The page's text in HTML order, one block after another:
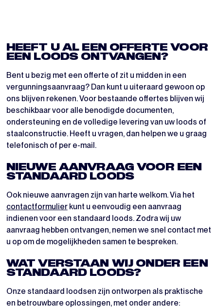
HEEFT U AL EEN OFFERTE VOOR
EEN LOODS ONTVANGEN?
Bent u bezig met een offerte of zit u midden in een
vergunningsaanvraag? Dan kunt u uiteraard gewoon op
ons blijven rekenen. Voor bestaande offertes blijven wij
beschikbaar voor alle benodigde documenten,
ondersteuning en de volledige levering van uw loods of
staalconstructie. Heeft u vragen, dan helpen we u graag
telefonisch of per e-mail.
NIEUWE AANVRAAG VOOR EEN
STANDAARD LOODS
Ook nieuwe aanvragen zijn van harte welkom. Via het
contactformulierkunt u eenvoudig een aanvraag
indienen voor een standaard loods. Zodra wij uw
aanvraag hebben ontvangen, nemen we snel contact met
u op om de mogelijkheden samen te bespreken.
WAT VERSTAAN WIJ ONDER EEN
STANDAARD LOODS?
Onze standaard loodsen zijn ontworpen als praktische
en betrouwbare oplossingen, met onder andere: